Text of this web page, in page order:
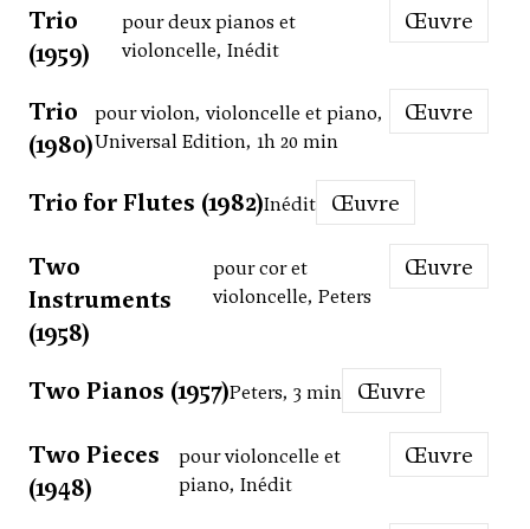
Trio
(1959)
pour deux pianos et
violoncelle, Inédit
Œuvre
Trio
(1980)
pour violon, violoncelle et piano,
Universal Edition, 1h 20 min
Œuvre
Trio for Flutes (1982)Inédit Œuvre
Two
Instruments
(1958)
pour cor et
violoncelle, Peters
Œuvre
Two Pianos (1957)Peters, 3 min Œuvre
Two Pieces
(1948)
pour violoncelle et
piano, Inédit
Œuvre